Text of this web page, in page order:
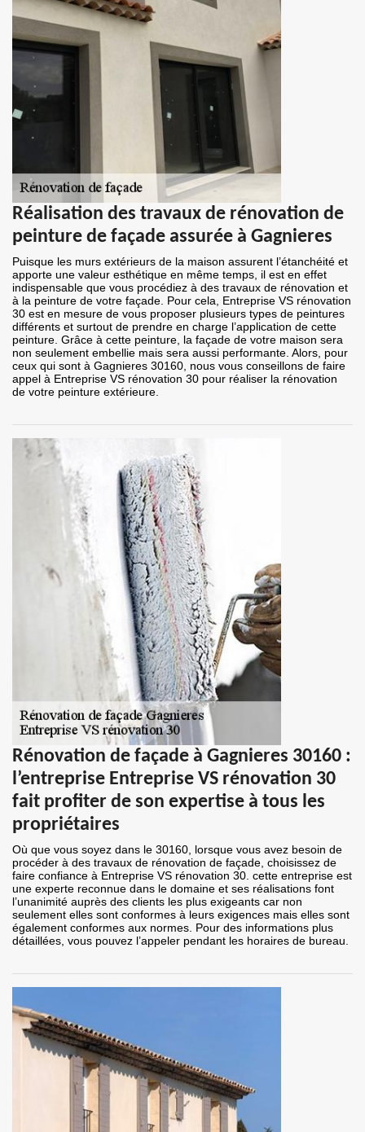
Réalisation des travaux de rénovation de
peinture de façade assurée à Gagnieres
Puisque les murs extérieurs de la maison assurent l’étanchéité et
apporte une valeur esthétique en même temps, il est en effet
indispensable que vous procédiez à des travaux de rénovation et
à la peinture de votre façade. Pour cela, Entreprise VS rénovation
30 est en mesure de vous proposer plusieurs types de peintures
différents et surtout de prendre en charge l’application de cette
peinture. Grâce à cette peinture, la façade de votre maison sera
non seulement embellie mais sera aussi performante. Alors, pour
ceux qui sont à Gagnieres 30160, nous vous conseillons de faire
appel à Entreprise VS rénovation 30 pour réaliser la rénovation
de votre peinture extérieure.
Rénovation de façade à Gagnieres 30160 :
l’entreprise Entreprise VS rénovation 30
fait profiter de son expertise à tous les
propriétaires
Où que vous soyez dans le 30160, lorsque vous avez besoin de
procéder à des travaux de rénovation de façade, choisissez de
faire confiance à Entreprise VS rénovation 30. cette entreprise est
une experte reconnue dans le domaine et ses réalisations font
l’unanimité auprès des clients les plus exigeants car non
seulement elles sont conformes à leurs exigences mais elles sont
également conformes aux normes. Pour des informations plus
détaillées, vous pouvez l’appeler pendant les horaires de bureau.